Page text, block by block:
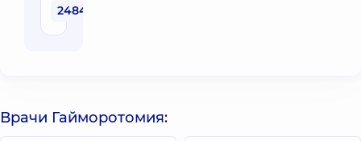
24840 грн
Врачи Гайморотомия: